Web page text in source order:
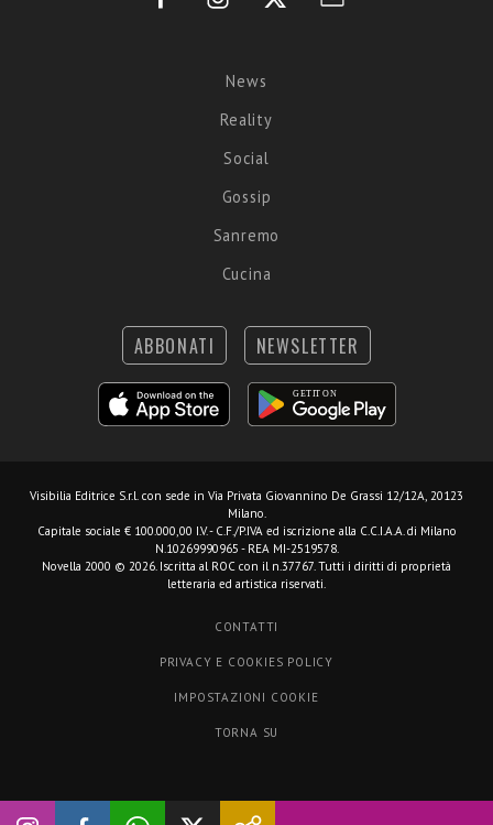
News
Reality
Social
Gossip
Sanremo
Cucina
ABBONATI NEWSLETTER
Visibilia Editrice S.r.l. con sede in Via Privata Giovannino De Grassi 12/12A, 20123
Milano.
Capitale sociale € 100.000,00 I.V. - C.F./P.IVA ed iscrizione alla C.C.I.A.A. di Milano
N.10269990965 - REA MI-2519578.
Novella 2000 © 2026. Iscritta al ROC con il n.37767. Tutti i diritti di proprietà
letteraria ed artistica riservati.
CONTATTI
PRIVACY E COOKIES POLICY
IMPOSTAZIONI COOKIE
TORNA SU